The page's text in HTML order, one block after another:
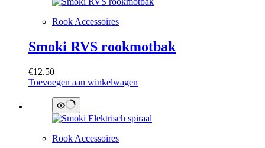
Rook Accessoires
Smoki RVS rookmotbak
€12.50
Toevoegen aan winkelwagen
Rook Accessoires